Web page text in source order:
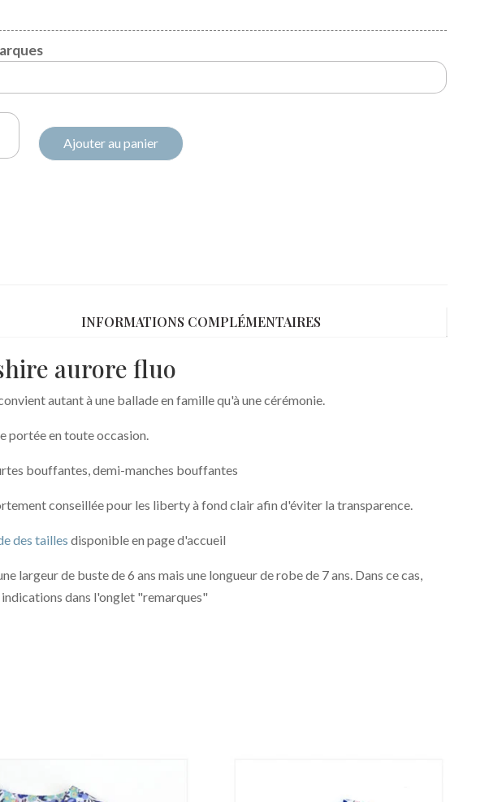
Ajouter au panier
INFORMATIONS COMPLÉMENTAIRES
aurore fluo
autant à une ballade en famille qu'à une cérémonie.
portée en toute occasion.
bouffantes, demi-manches bouffantes
conseillée pour les liberty à fond clair afin d'éviter la transparence.
des tailles disponible en page d'accueil
de buste de 6 ans mais une longueur de robe de 7 ans. Dans ce cas,
dans l'onglet "remarques"